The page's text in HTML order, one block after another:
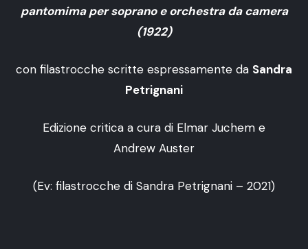
pantomima per soprano e orchestra da camera
(1922)
con filastrocche scritte espressamente da Sandra
Petrignani
Edizione critica a cura di Elmar Juchem e
Andrew Auster
(Ev: filastrocche di Sandra Petrignani – 2021)